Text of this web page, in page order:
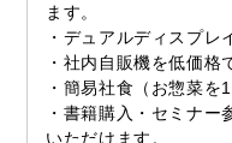
ます。
・デュアルディスプレ
・社内自販機を低価格
・簡易社食（お惣菜を
・書籍購入・セミナー
いただけます。